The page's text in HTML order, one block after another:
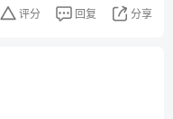
评分 回复 分享